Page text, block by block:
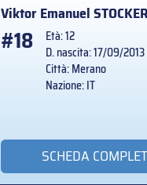
Viktor Emanuel
#18
Età: 12
D. nascita: 17/09/2013
Città: Merano
Nazione: IT
SCHEDA